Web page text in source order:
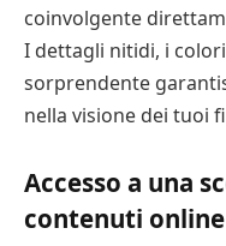
coinvolgente
I dettagli nitidi, i
sorprendente
nella visione dei tuoi
Accesso a una
contenuti online